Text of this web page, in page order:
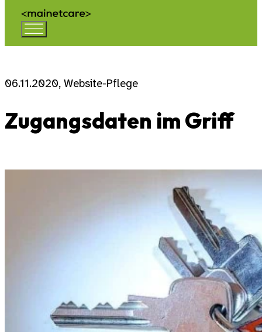
06.11.2020, Website-Pflege
Zugangsdaten im Griff